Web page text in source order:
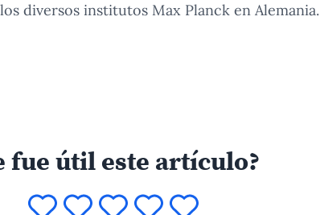
diversos institutos Max Planck en Alemania.
fue útil este artículo?